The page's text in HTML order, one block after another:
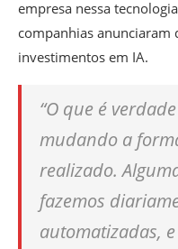
empresa nessa
companhias anunciaram
investimentos em IA.
“O que é
mudando a
realizado.
fazemos
automatizadas,